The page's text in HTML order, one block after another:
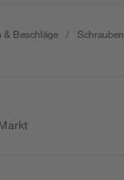
& Beschläge / Schrauben